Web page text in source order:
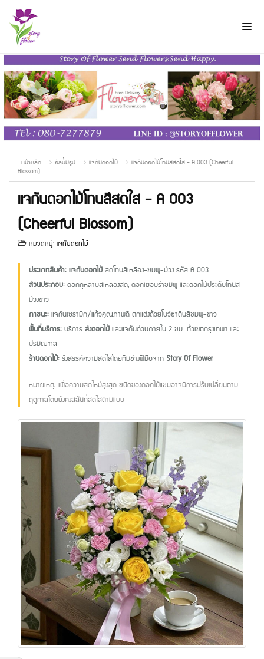
หน้าหลัก อัลบั้มรูป แจกันดอกไม้
แจกันดอกไม้โทนสีสดใส - A 003 (Cheerful
Blossom)
แจกันดอกไม้โทนสีสดใส - A 003
(Cheerful Blossom)
หมวดหมู่: แจกันดอกไม้
ประเภทสินค้า:แจกันดอกไม้สดโทนสีเหลือง-ชมพู-ม่วง รหัส A 003
ส่วนประกอบ:ดอกกุหลาบสีเหลืองสด, ดอกเยอบีร่าชมพู และดอกไม้ประดับโทนสี
ม่วงขาว
ภาชนะ:แจกันเซรามิก/แก้วคุณภาพดี ตกแต่งด้วยโบว์ซาตินสีชมพู-ขาว
พื้นที่บริการ:บริการส่งดอกไม้และแจกันด่วนภายใน 2 ชม. ทั่วเขตกรุงเทพฯ และ
ปริมณฑล
ร้านดอกไม้:รังสรรค์ความสดใสโดยทีมช่างฝีมือจากStory Of Flower
หมายเหตุ: เพื่อความสดใหม่สูงสุด ชนิดของดอกไม้แซมอาจมีการปรับเปลี่ยนตาม
ฤดูกาลโดยยังคงสีสันที่สดใสตามแบบ